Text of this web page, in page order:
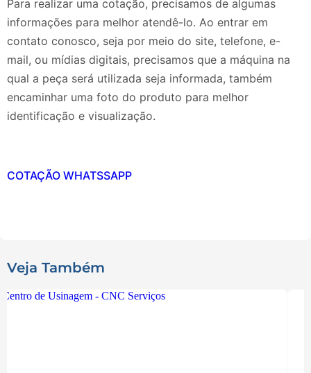
Para realizar uma cotação, precisamos de algumas
informações para melhor atendê-lo. Ao entrar em
contato conosco, seja por meio do site, telefone, e-
mail, ou mídias digitais, precisamos que a máquina na
qual a peça será utilizada seja informada, também
encaminhar uma foto do produto para melhor
identificação e visualização.
COTAÇÃO WHATSSAPP
Veja Também